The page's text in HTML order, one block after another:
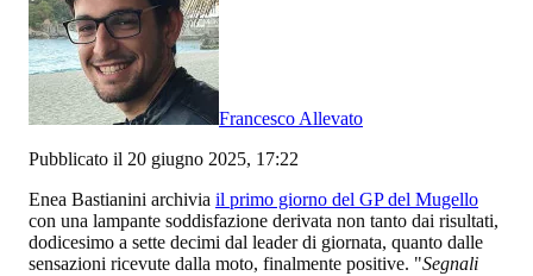
Francesco Allevato
Pubblicato il 20 giugno 2025, 17:22
Enea Bastianini archivia il primo giorno del GP del Mugello
con una lampante soddisfazione derivata non tanto dai risultati,
dodicesimo a sette decimi dal leader di giornata, quanto dalle
sensazioni ricevute dalla moto, finalmente positive. "Segnali